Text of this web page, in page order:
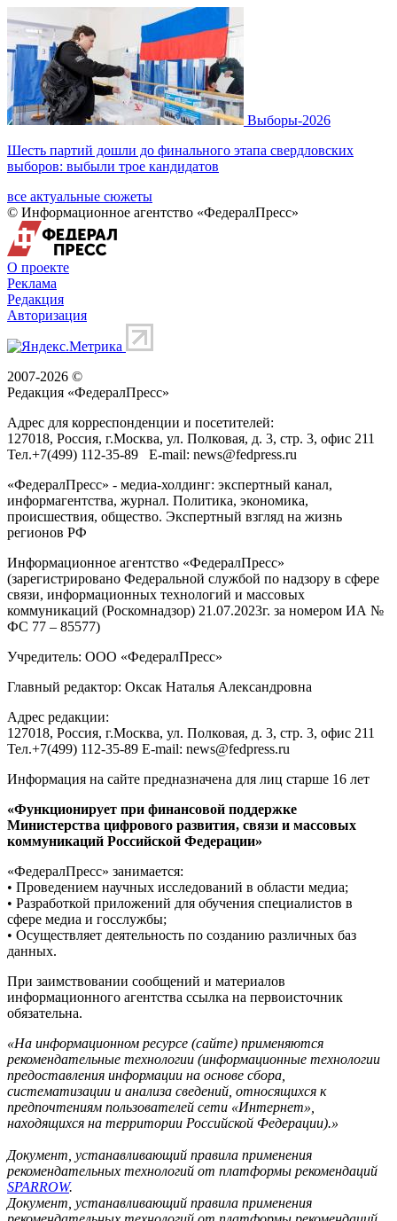
Выборы-2026
Шесть партий дошли до финального этапа свердловских
выборов: выбыли трое кандидатов
все актуальные сюжеты
© Информационное агентство «ФедералПресс»
О проекте
Реклама
Редакция
Авторизация
2007-2026 ©
Редакция «ФедералПресс»
Адрес для корреспонденции и посетителей:
127018, Россия, г.Москва, ул. Полковая, д. 3, стр. 3, офис 211
Тел.+7(499) 112-35-89 E-mail: news@fedpress.ru
«ФедералПресс» - медиа-холдинг: экспертный канал,
информагентства, журнал. Политика, экономика,
происшествия, общество. Экспертный взгляд на жизнь
регионов РФ
Информационное агентство «ФедералПресс»
(зарегистрировано Федеральной службой по надзору в сфере
связи, информационных технологий и массовых
коммуникаций (Роскомнадзор) 21.07.2023г. за номером ИА №
ФС 77 – 85577)
Учредитель: ООО «ФедералПресс»
Главный редактор: Оксак Наталья Александровна
Адрес редакции:
127018, Россия, г.Москва, ул. Полковая, д. 3, стр. 3, офис 211
Тел.+7(499) 112-35-89 E-mail: news@fedpress.ru
Информация на сайте предназначена для лиц старше 16 лет
«Функционирует при финансовой поддержке
Министерства цифрового развития, связи и массовых
коммуникаций Российской Федерации»
«ФедералПресс» занимается:
• Проведением научных исследований в области медиа;
• Разработкой приложений для обучения специалистов в
сфере медиа и госслужбы;
• Осуществляет деятельность по созданию различных баз
данных.
При заимствовании сообщений и материалов
информационного агентства ссылка на первоисточник
обязательна.
«На информационном ресурсе (сайте) применяются
рекомендательные технологии (информационные технологии
предоставления информации на основе сбора,
систематизации и анализа сведений, относящихся к
предпочтениям пользователей сети «Интернет»,
находящихся на территории Российской Федерации).»
Документ, устанавливающий правила применения
рекомендательных технологий от платформы рекомендаций
SPARROW.
Документ, устанавливающий правила применения